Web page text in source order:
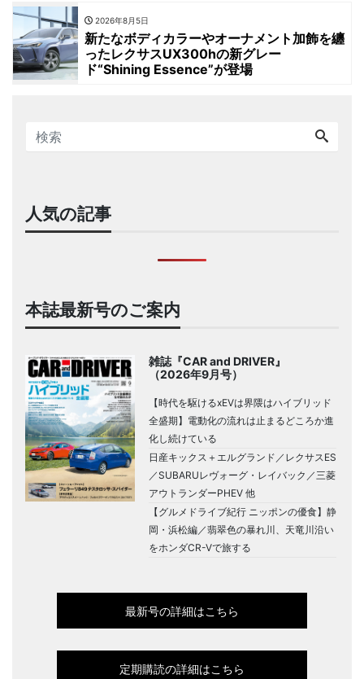
2026年8月5日
新たなボディカラーやオーナメント加飾を纏
ったレクサスUX300hの新グレー
ド“Shining Essence”が登場
人気の記事
本誌最新号のご案内
雑誌『CAR and DRIVER』
（2026年9月号）
【時代を駆けるxEVは界隈はハイブリッド
全盛期】電動化の流れは止まるどころか進
化し続けている
日産キックス＋エルグランド／レクサスES
／SUBARUレヴォーグ・レイバック／三菱
アウトランダーPHEV 他
【グルメドライブ紀行 ニッポンの優食】静
岡・浜松編／翡翠色の暴れ川、天竜川沿い
をホンダCR-Vで旅する
最新号の詳細はこちら
定期購読の詳細はこちら